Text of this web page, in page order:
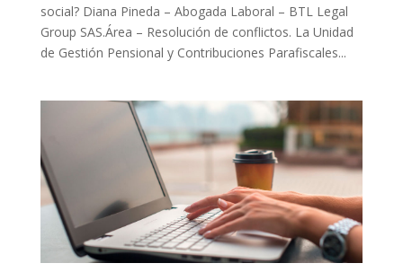
social? Diana Pineda – Abogada Laboral – BTL Legal
Group SAS.Área – Resolución de conflictos. La Unidad
de Gestión Pensional y Contribuciones Parafiscales...